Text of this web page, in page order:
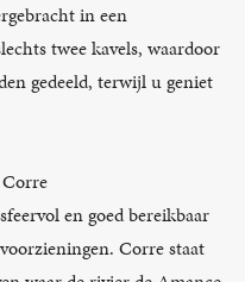
in een
twee kavels, waardoor
gedeeld, terwijl u geniet
en goed bereikbaar
Corre staat